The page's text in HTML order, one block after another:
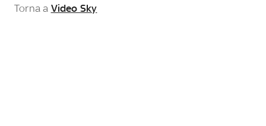
Torna a Video Sky